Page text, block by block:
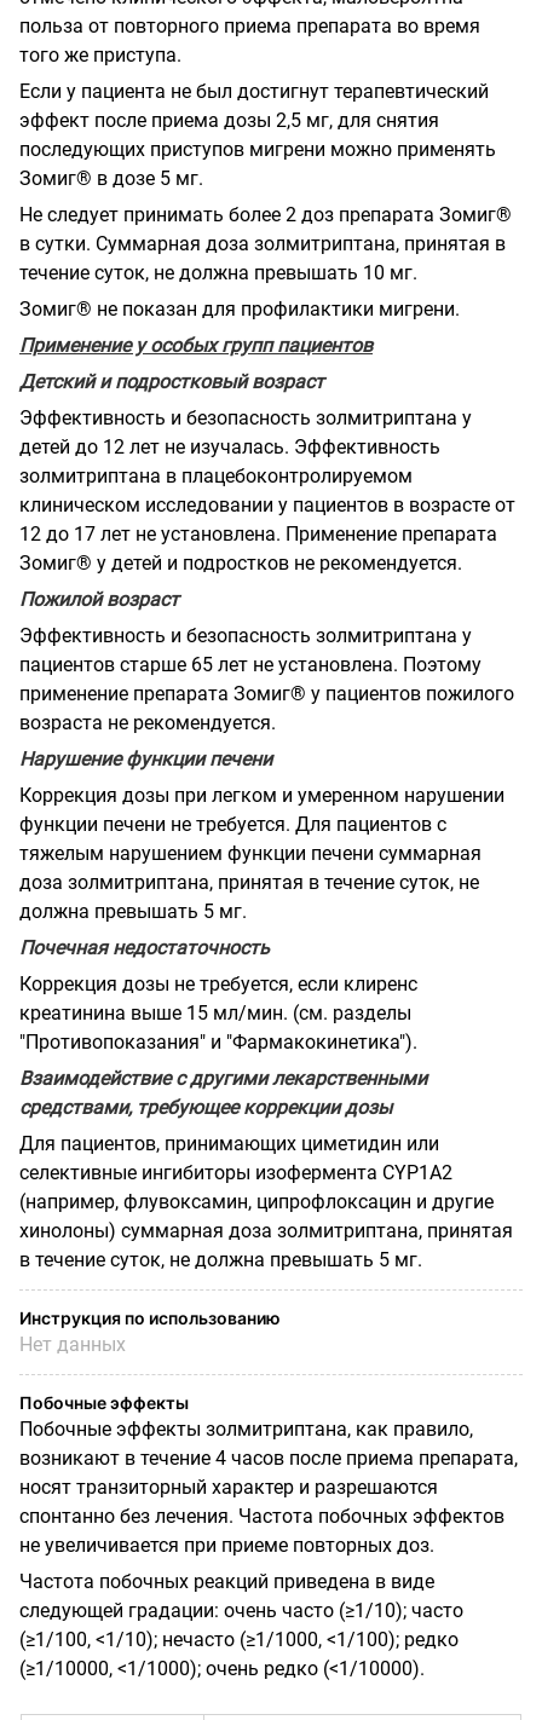
польза от повторного приема препарата во время
того же приступа.
Если у пациента не был достигнут терапевтический
эффект после приема дозы 2,5 мг, для снятия
последующих приступов мигрени можно применять
Зомиг® в дозе 5 мг.
Не следует принимать более 2 доз препарата Зомиг®
в сутки. Суммарная доза золмитриптана, принятая в
течение суток, не должна превышать 10 мг.
Зомиг® не показан для профилактики мигрени.
Применение у особых групп пациентов
Детский и подростковый возраст
Эффективность и безопасность золмитриптана у
детей до 12 лет не изучалась. Эффективность
золмитриптана в плацебоконтролируемом
клиническом исследовании у пациентов в возрасте от
12 до 17 лет не установлена. Применение препарата
Зомиг® у детей и подростков не рекомендуется.
Пожилой возраст
Эффективность и безопасность золмитриптана у
пациентов старше 65 лет не установлена. Поэтому
применение препарата Зомиг® у пациентов пожилого
возраста не рекомендуется.
Нарушение функции печени
Коррекция дозы при легком и умеренном нарушении
функции печени не требуется. Для пациентов с
тяжелым нарушением функции печени суммарная
доза золмитриптана, принятая в течение суток, не
должна превышать 5 мг.
Почечная недостаточность
Коррекция дозы не требуется, если клиренс
креатинина выше 15 мл/мин. (см. разделы
"Противопоказания" и "Фармакокинетика").
Взаимодействие с другими лекарственными
средствами, требующее коррекции дозы
Для пациентов, принимающих циметидин или
селективные ингибиторы изофермента CYP1A2
(например, флувоксамин, ципрофлоксацин и другие
хинолоны) суммарная доза золмитриптана, принятая
в течение суток, не должна превышать 5 мг.
Инструкция по использованию
Нет данных
Побочные эффекты
Побочные эффекты золмитриптана, как правило,
возникают в течение 4 часов после приема препарата,
носят транзиторный характер и разрешаются
спонтанно без лечения. Частота побочных эффектов
не увеличивается при приеме повторных доз.
Частота побочных реакций приведена в виде
следующей градации: очень часто (≥1/10); часто
(≥1/100, <1/10); нечасто (≥1/1000, <1/100); редко
(≥1/10000, <1/1000); очень редко (<1/10000).